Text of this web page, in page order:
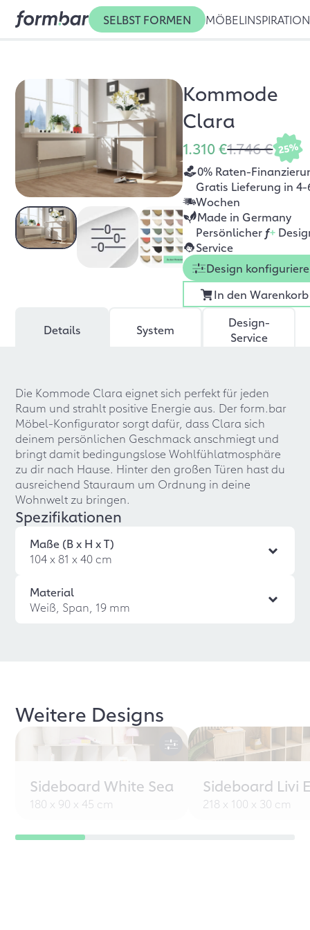
SELBST FORMEN MÖBEL INSPIRATION
Kommode
Clara
1.310 €1.746 € 25%
0% Raten-
Gratis Lieferung in 4-
Wochen
Made in Germany
Persönlicher f+
Service
Design
In den Warenkorb
Details System
Design-
Service
Die Kommode Clara eignet sich perfekt für jeden
Raum und strahlt positive Energie aus. Der form.bar
Möbel-Konfigurator sorgt dafür, dass Clara sich
deinem persönlichen Geschmack anschmiegt und
bringt damit bedingungslose Wohlfühlatmosphäre
zu dir nach Hause. Hinter den großen Türen hast du
ausreichend Stauraum um Ordnung in deine
Wohnwelt zu bringen.
Spezifikationen
Maße (B x H x T)
104 x 81 x 40 cm
Material
Weiß, Span, 19 mm
Weitere Designs
Sideboard White Sea
180 x 90 x 45 cm
Sideboard Livi
218 x 100 x 30 cm